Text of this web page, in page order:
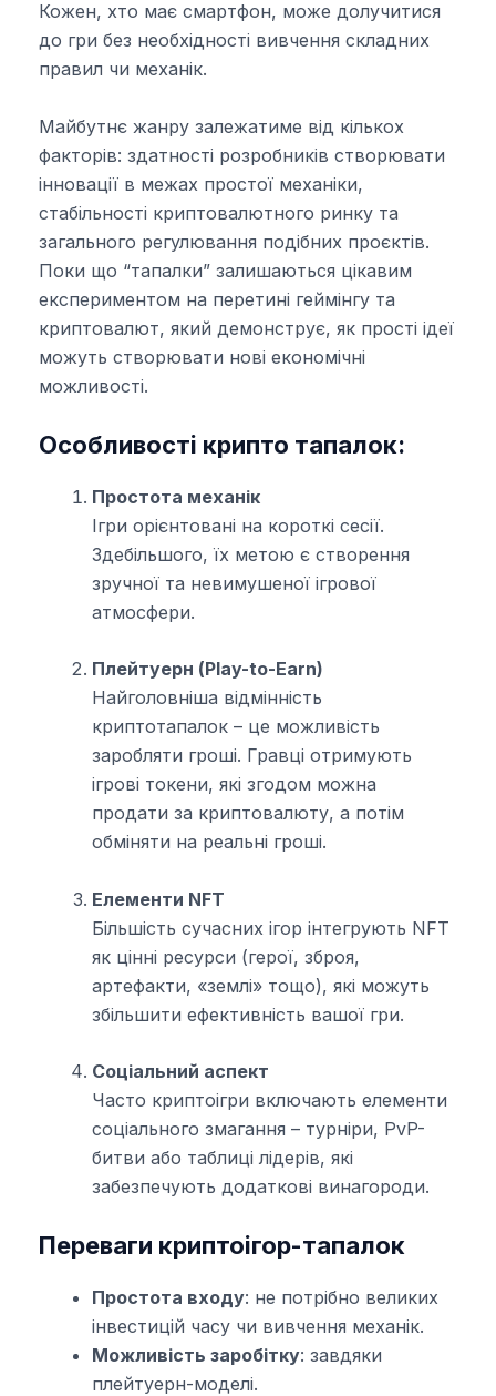
Кожен, хто має смартфон, може долучитися
до гри без необхідності вивчення складних
правил чи механік.
Майбутнє жанру залежатиме від кількох
факторів: здатності розробників створювати
інновації в межах простої механіки,
стабільності криптовалютного ринку та
загального регулювання подібних проєктів.
Поки що “тапалки” залишаються цікавим
експериментом на перетині геймінгу та
криптовалют, який демонструє, як прості ідеї
можуть створювати нові економічні
можливості.
Особливості крипто тапалок:
Простота механік
Ігри орієнтовані на короткі сесії.
Здебільшого, їх метою є створення
зручної та невимушеної ігрової
атмосфери.
Плейтуерн (Play-to-Earn)
Найголовніша відмінність
криптотапалок – це можливість
заробляти гроші. Гравці отримують
ігрові токени, які згодом можна
продати за криптовалюту, а потім
обміняти на реальні гроші.
Елементи NFT
Більшість сучасних ігор інтегрують NFT
як цінні ресурси (герої, зброя,
артефакти, «землі» тощо), які можуть
збільшити ефективність вашої гри.
Соціальний аспект
Часто криптоігри включають елементи
соціального змагання – турніри, PvP-
битви або таблиці лідерів, які
забезпечують додаткові винагороди.
Переваги криптоігор-тапалок
Простота входу: не потрібно великих
інвестицій часу чи вивчення механік.
Можливість заробітку: завдяки
плейтуерн-моделі.